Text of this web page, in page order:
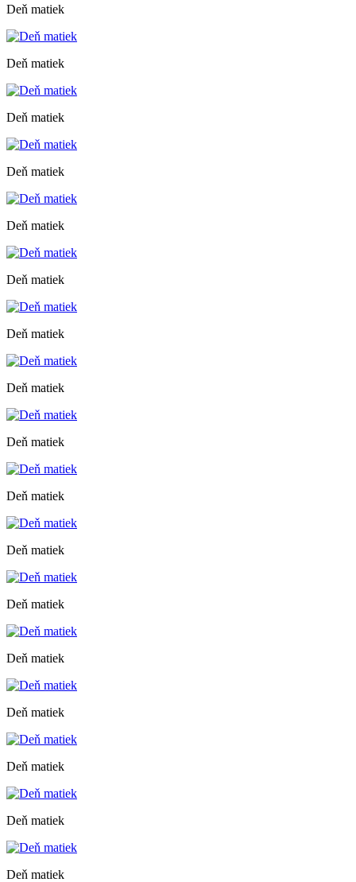
Deň matiek
Deň matiek
Deň matiek
Deň matiek
Deň matiek
Deň matiek
Deň matiek
Deň matiek
Deň matiek
Deň matiek
Deň matiek
Deň matiek
Deň matiek
Deň matiek
Deň matiek
Deň matiek
Deň matiek